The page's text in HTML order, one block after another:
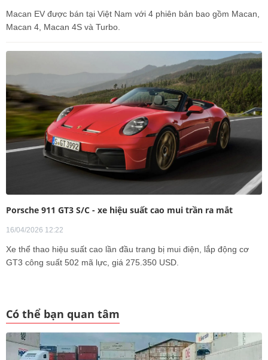
Macan EV được bán tại Việt Nam với 4 phiên bản bao gồm Macan,
Macan 4, Macan 4S và Turbo.
Porsche 911 GT3 S/C - xe hiệu suất cao mui trần ra mắt
16/04/2026 12:22
Xe thể thao hiệu suất cao lần đầu trang bị mui điện, lắp động cơ
GT3 công suất 502 mã lực, giá 275.350 USD.
Có thể bạn quan tâm